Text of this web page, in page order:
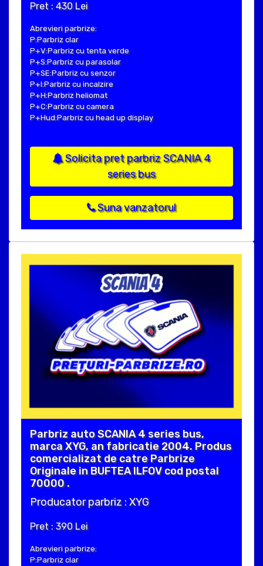
Pret : 430 Lei
Abrevieri parbrize:
P:Parbriz clar
P+V:Parbriz cu tenta verde
P+S:Parbriz cu parasolar
P+SE:Parbriz cu senzor
P+I:Parbriz cu incalzire
P+H:Parbriz heliomat
P+C:Parbriz cu camera
P+Hud:Parbriz cu head up display
Solicita pret parbriz SCANIA 4
series bus
Suna vanzatorul
Parbriz auto SCANIA 4 series bus,
marca XYG, an fabricatie 2004. Produs
comercializat de catre Parbrize
Originale in BUFTEA ILFOV cod postal
70000 .
Producator parbriz : XYG
Pret : 390 Lei
Abrevieri parbrize:
P:Parbriz clar